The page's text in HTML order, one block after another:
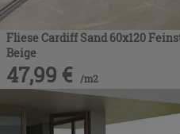
Fliese Cardiff Sand 60x120
Beige
47,99 € /m2